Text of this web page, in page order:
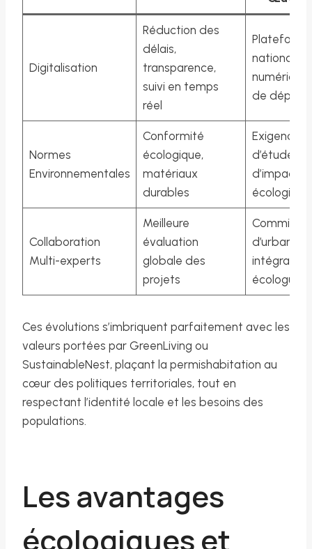
Digitalisation
Réduction des
délais,
transparence,
suivi en temps
réel
Plateforme
nationale
numérique
de dépôt
Normes
Environnementales
Conformité
écologique,
matériaux
durables
Exigence
d’études
d’impact
écologique
Collaboration
Multi-experts
Meilleure
évaluation
globale des
projets
intégrant
écologues
Ces évolutions s’imbriquent parfaitement avec les
valeurs portées par GreenLiving ou
SustainableNest, plaçant la permishabitation au
cœur des politiques territoriales, tout en
respectant l’identité locale et les besoins des
populations.
Les avantages
écologiques et